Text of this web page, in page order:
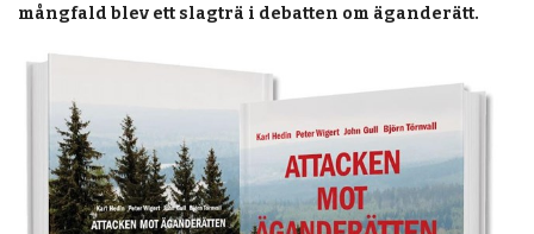
mångfald blev ett slagträ i debatten om äganderätt.